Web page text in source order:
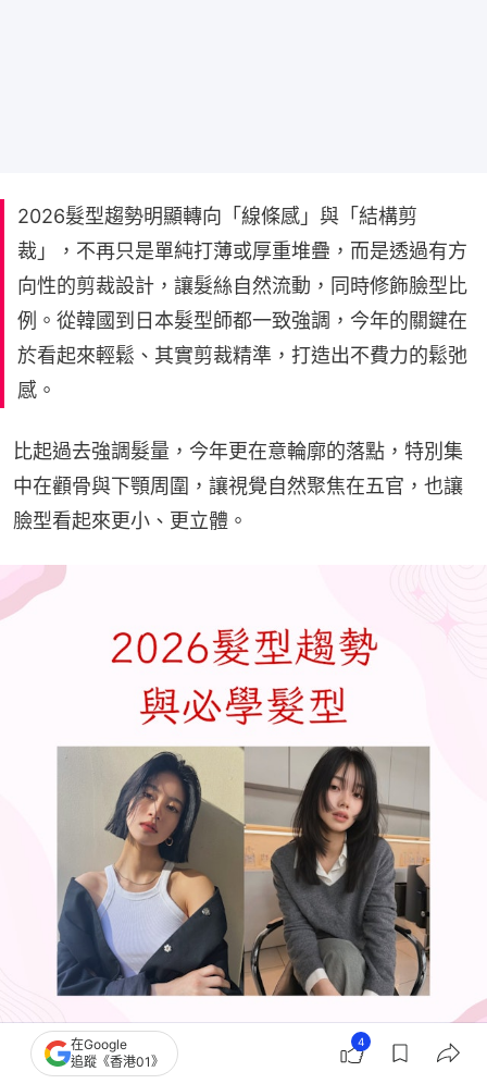
2026髮型趨勢明顯轉向「線條感」與「結構剪
裁」，不再只是單純打薄或厚重堆疊，而是透過有方
向性的剪裁設計，讓髮絲自然流動，同時修飾臉型比
例。從韓國到日本髮型師都一致強調，今年的關鍵在
於看起來輕鬆、其實剪裁精準，打造出不費力的鬆弛
感。
比起過去強調髮量，今年更在意輪廓的落點，特別集
中在顴骨與下顎周圍，讓視覺自然聚焦在五官，也讓
臉型看起來更小、更立體。
2026髮型趨勢與必學髮型（IG@tokio_tashiro；01製圖）
在Google
追蹤《香港01》
4